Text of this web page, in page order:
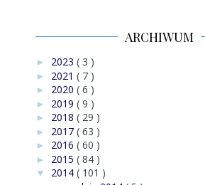
ARCHIWUM
► 2023 ( 3 )
► 2021 ( 7 )
► 2020 ( 6 )
► 2019 ( 9 )
► 2018 ( 29 )
► 2017 ( 63 )
► 2016 ( 60 )
► 2015 ( 84 )
▼ 2014 ( 101 )